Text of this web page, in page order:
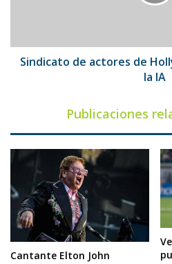
la
Sindicato de actores de
la IA
Publicaciones
Cantante Elton John